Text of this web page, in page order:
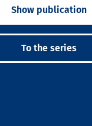
Show publication
To the series